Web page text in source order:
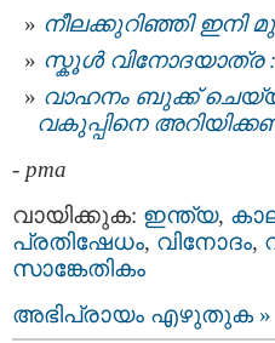
നീലക്കുറിഞ്ഞി
സ്കൂൾ വിനോദയാത്ര
വാഹനം ബുക്ക്
വകുപ്പിനെ
- pma
വായിക്കുക: ഇന്ത്യ,
പ്രതിഷേധം, വിനോദം,
സാങ്കേതികം
അഭിപ്രായം എഴുതുക »